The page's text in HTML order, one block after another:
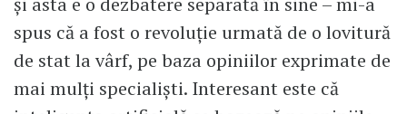
spus că a fost o revoluție urmată de o lovitură
de stat la vârf, pe baza opiniilor exprimate de
mai mulți specialiști. Interesant este că